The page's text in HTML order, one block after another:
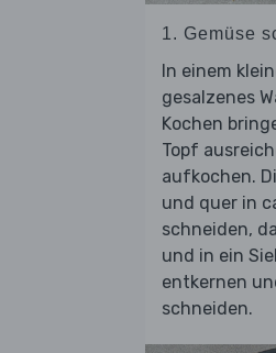
1. Gemüse
In einem
gesalzenes
Kochen
Topf
aufkochen.
und quer in
schneiden,
und in ein
entkernen
schneiden.